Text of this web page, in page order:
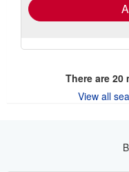
There are 20
View all